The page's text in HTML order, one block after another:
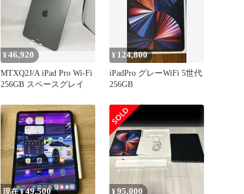
¥46,920
MTXQ2J/A iPad Pro Wi-Fi
256GB スペースグレイ
¥ 124,800
iPadPro グレーWiFi 5世代
256GB
現在 ¥49,500 ¥95,000